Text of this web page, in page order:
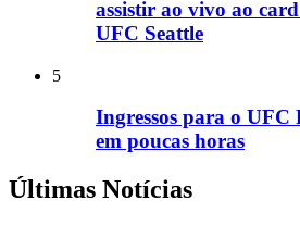
assistir ao vivo ao
UFC Seattle
5
Ingressos para o UFC
em poucas horas
Últimas Notícias